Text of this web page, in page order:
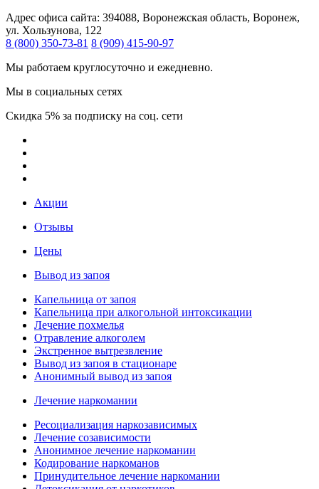
Адрес офиса сайта: 394088, Воронежская область, Воронеж,
ул. Хользунова, 122
8 (800) 350-73-81 8 (909) 415-90-97
Мы работаем круглосуточно и ежедневно.
Мы в социальных сетях
Скидка 5% за подписку на соц. сети
Акции
Отзывы
Цены
Вывод из запоя
Капельница от запоя
Капельница при алкогольной интоксикации
Лечение похмелья
Отравление алкоголем
Экстренное вытрезвление
Вывод из запоя в стационаре
Анонимный вывод из запоя
Лечение наркомании
Ресоциализация наркозависимых
Лечение созависимости
Анонимное лечение наркомании
Кодирование наркоманов
Принудительное лечение наркомании